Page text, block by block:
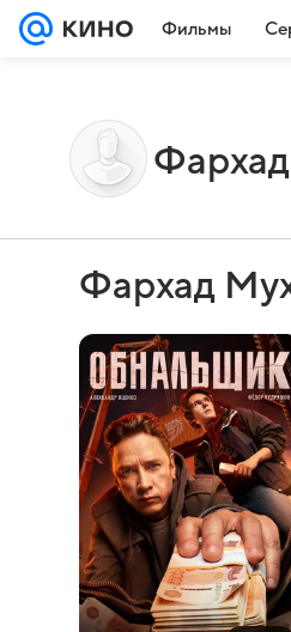
Фильмы
Фархад